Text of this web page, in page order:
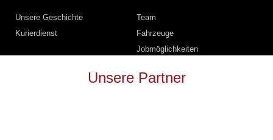
Unsere Geschichte
Kurierdienst
Team
Fahrzeuge
Jobmöglichkeiten
Unsere Partner